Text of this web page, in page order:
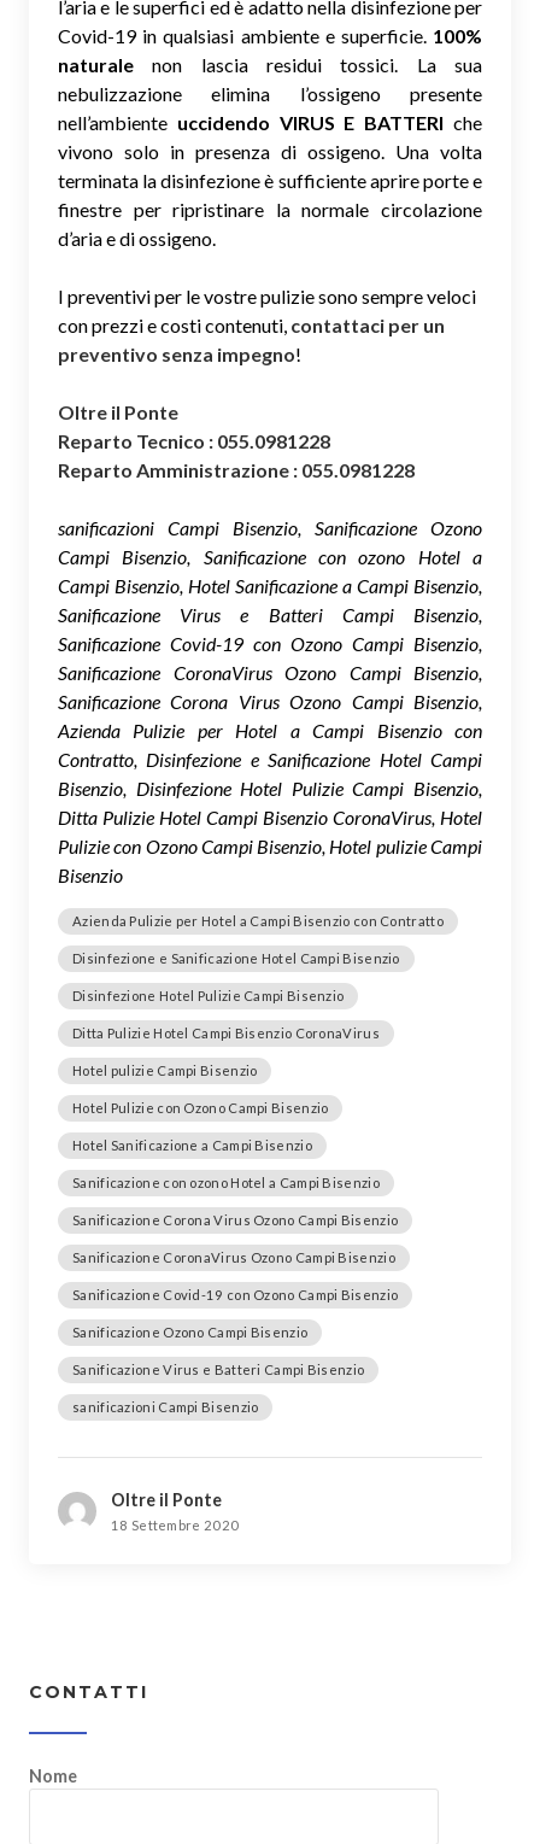
l’aria e le superfici ed è adatto nella disinfezione per
Covid-19 in qualsiasi ambiente e superficie. 100%
naturale non lascia residui tossici. La sua
nebulizzazione elimina l’ossigeno presente
nell’ambiente uccidendo VIRUS E BATTERI che
vivono solo in presenza di ossigeno. Una volta
terminata la disinfezione è sufficiente aprire porte e
finestre per ripristinare la normale circolazione
d’aria e di ossigeno.
I preventivi per le vostre pulizie sono sempre veloci
con prezzi e costi contenuti, contattaci per un
preventivo senza impegno!
Oltre il Ponte
Reparto Tecnico : 055.0981228
Reparto Amministrazione : 055.0981228
sanificazioni Campi Bisenzio, Sanificazione Ozono
Campi Bisenzio, Sanificazione con ozono Hotel a
Campi Bisenzio, Hotel Sanificazione a Campi Bisenzio,
Sanificazione Virus e Batteri Campi Bisenzio,
Sanificazione Covid-19 con Ozono Campi Bisenzio,
Sanificazione CoronaVirus Ozono Campi Bisenzio,
Sanificazione Corona Virus Ozono Campi Bisenzio,
Azienda Pulizie per Hotel a Campi Bisenzio con
Contratto, Disinfezione e Sanificazione Hotel Campi
Bisenzio, Disinfezione Hotel Pulizie Campi Bisenzio,
Ditta Pulizie Hotel Campi Bisenzio CoronaVirus, Hotel
Pulizie con Ozono Campi Bisenzio, Hotel pulizie Campi
Bisenzio
Azienda Pulizie per Hotel a Campi Bisenzio con Contratto
Disinfezione e Sanificazione Hotel Campi Bisenzio
Disinfezione Hotel Pulizie Campi Bisenzio
Ditta Pulizie Hotel Campi Bisenzio CoronaVirus
Hotel pulizie Campi Bisenzio
Hotel Pulizie con Ozono Campi Bisenzio
Hotel Sanificazione a Campi Bisenzio
Sanificazione con ozono Hotel a Campi Bisenzio
Sanificazione Corona Virus Ozono Campi Bisenzio
Sanificazione CoronaVirus Ozono Campi Bisenzio
Sanificazione Covid-19 con Ozono Campi Bisenzio
Sanificazione Ozono Campi Bisenzio
Sanificazione Virus e Batteri Campi Bisenzio
sanificazioni Campi Bisenzio
Oltre il Ponte
18 Settembre 2020
CONTATTI
Nome